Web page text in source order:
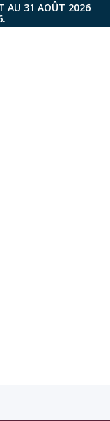
AU 31 AOÛT 2026